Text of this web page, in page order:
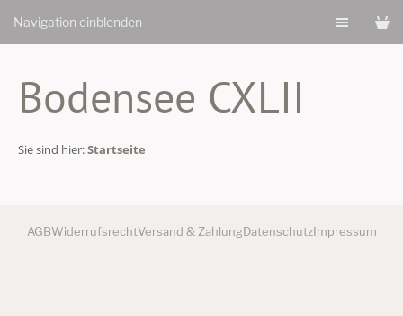
Navigation einblenden
Bodensee CXLII
Sie sind hier:Startseite
AGBWiderrufsrechtVersand & ZahlungDatenschutzImpressum